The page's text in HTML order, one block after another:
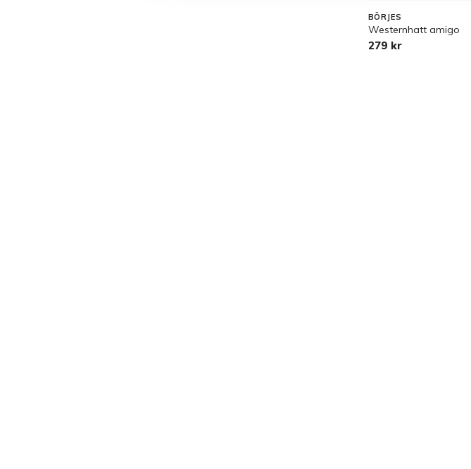
BÖRJES
Westernhatt amigo
279 kr